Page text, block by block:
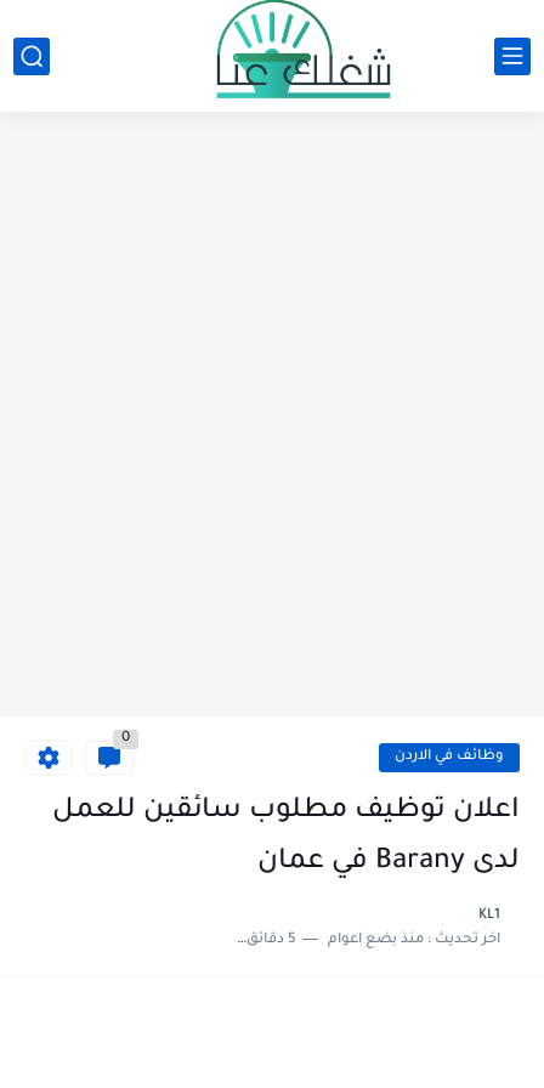
وظائف في الاردن
0
اعلان توظيف مطلوب سائقين للعمل
لدى Barany في عمان
KL1
اخر تحديث :منذ بضع اعوام 5 دقائق للقراءة